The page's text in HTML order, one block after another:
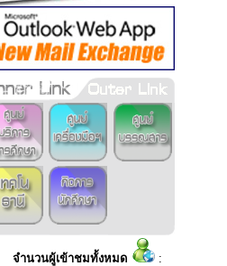
จำนวนผู้เข้าชมทั้งหมด :